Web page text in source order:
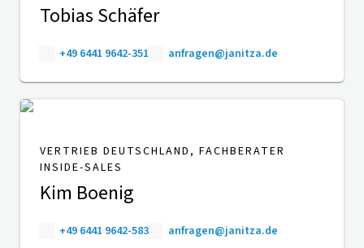
Tobias Schäfer
+49 6441 9642-351 anfragen@janitza.de
VERTRIEB DEUTSCHLAND, FACHBERATER
INSIDE-SALES
Kim Boenig
+49 6441 9642-583 anfragen@janitza.de